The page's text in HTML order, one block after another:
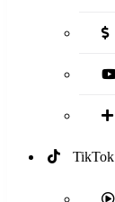
TikTok